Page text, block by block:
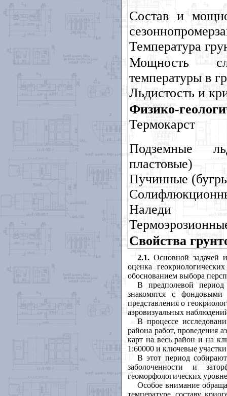
Состав и
Температура
Мощность
температуры в
Льдистость и
Физико-
Термокарст
Подземные
пластовые)
Пучинные
Наледи
Свойства
2.1.Основной задачей
оценка
обоснованием выбора
В предполевой
знакомятся с фондовыми
представления о
аэровизуальных
В процессе
района работ, проведения
карт на весь район и на
1:60000 и ключевые
В этот период
заболоченности и
геоморфологических
Особое внимание